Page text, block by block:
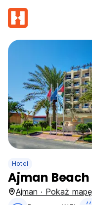
Hotel
Ajman Beach
Ajman · Pokaż mapę